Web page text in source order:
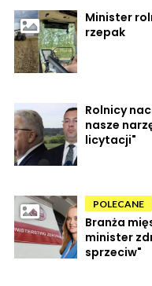
Minister
rzepak
Rolnicy
nasze
licytacji"
POLECANE
Branża
minister
sprzeciw"